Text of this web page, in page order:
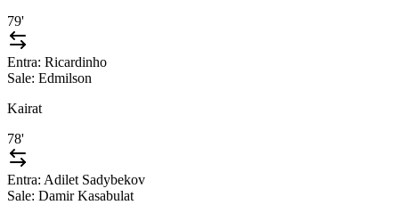
79'
Entra: Ricardinho
Sale: Edmilson
Kairat
78'
Entra: Adilet Sadybekov
Sale: Damir Kasabulat